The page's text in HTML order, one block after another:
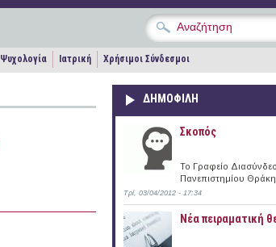
Ψυχολογία Ιατρική Χρήσιμοι Σύνδεσμοι
ΔΗΜΟΦΙΛΗ
Σκοπός
Το Γραφείο
Πανεπιστημίου
Τρί, 03/04/2012 - 17:34
Νέα πειραματική